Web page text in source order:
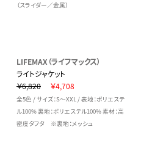
（スライダー／金属）
LIFEMAX（ライフマックス）
ライトジャケット
￥6,820
￥4,708
全5色 / サイズ：S～XXL / 表地：ポリエステ
ル100% 裏地：ポリエステル100% 素材：高
密度タフタ ※裏地：メッシュ